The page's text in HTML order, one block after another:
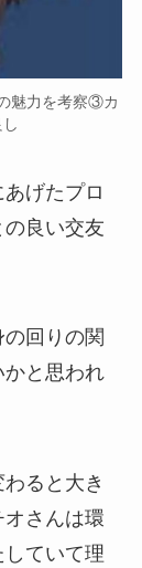
魅力を考察③カ
げたプロ
の良い交友
回りの関
と思われ
ると大き
さんは環
ていて理